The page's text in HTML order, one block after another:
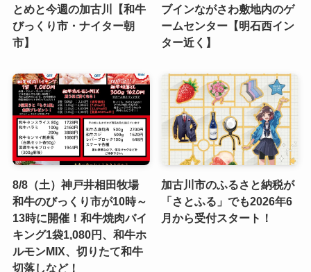
とめと今週の加古川【和牛
びっくり市・ナイター朝
市】
ブインながさわ敷地内のゲ
ームセンター【明石西イン
ター近く】
8/8（土）神戸井相田牧場
和牛のびっくり市が10時～
13時に開催！和牛焼肉バイ
キング1袋1,080円、和牛ホ
ルモンMIX、切りたて和牛
切落しなど！
加古川市のふるさと納税が
「さとふる」でも2026年6
月から受付スタート！